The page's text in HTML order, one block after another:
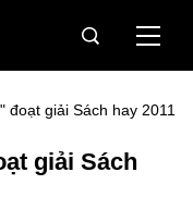
đoạt giải Sách hay 2011
giải Sách